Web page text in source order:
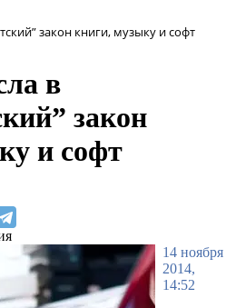
закон книги, музыку и софт
в
закон
и софт
14 ноября
2014,
14:52